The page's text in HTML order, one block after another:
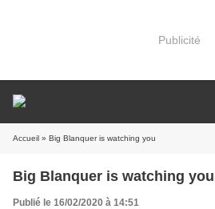
Publicité
Accueil » Big Blanquer is watching you
Big Blanquer is watching you
Publié le 16/02/2020 à 14:51